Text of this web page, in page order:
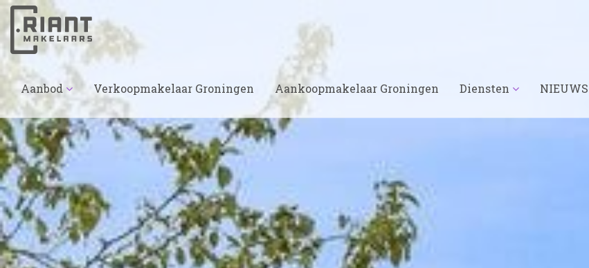
Aanbod Verkoopmakelaar Groningen Aankoopmakelaar Groningen Diensten NIEUWS